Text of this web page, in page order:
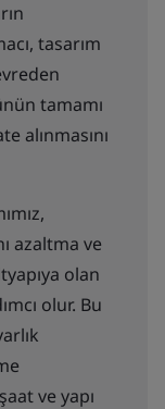
tasarım
tamamı
alınmasını
azaltma ve
olan
olur. Bu
ve yapı